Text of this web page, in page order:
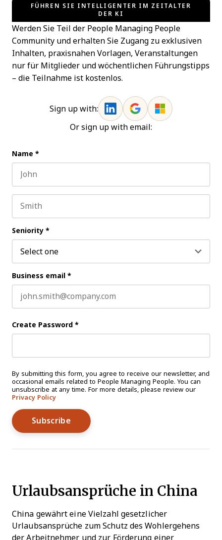
FÜHREN SIE INTELLIGENTER IM ZEITALTER
DER KI
Werden Sie Teil der People Managing People
Community und erhalten Sie Zugang zu exklusiven
Inhalten, praxisnahen Vorlagen, Veranstaltungen
nur für Mitglieder und wöchentlichen Führungstipps
– die Teilnahme ist kostenlos.
Sign up with:
Or sign up with email:
Name *
Seniority *
Business email *
Create Password *
By submitting this form, you agree to receive our newsletter, and
occasional emails related to People Managing People. You can
unsubscribe at any time. For more details, please review our
Privacy Policy
Urlaubsansprüche in China
China gewährt eine Vielzahl gesetzlicher
Urlaubsansprüche zum Schutz des Wohlergehens
der Arbeitnehmer und zur Förderung einer